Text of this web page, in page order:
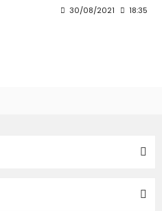
30/08/2021 18:35